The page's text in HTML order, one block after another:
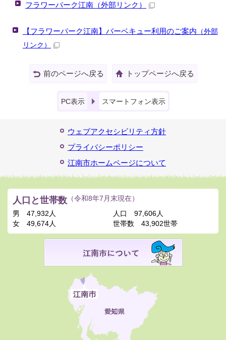
フラワーパーク江南 （外部リンク）
【フラワーパーク江南】バーベキュー利用のご案内 （外部
リンク）
前のページへ戻る トップページへ戻る
PC表示 スマートフォン表示
ウェブアクセシビリティ方針
プライバシーポリシー
江南市ホームページについて
人口と世帯数 （令和8年7月末現在）
男
47,932人
女
49,674人
人口
97,606人
世帯数
43,902世帯